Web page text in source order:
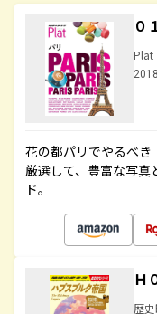
０
Plat
花の都パリでやるべ
厳選して、豊富な写真
ド。
Ｈ
歴